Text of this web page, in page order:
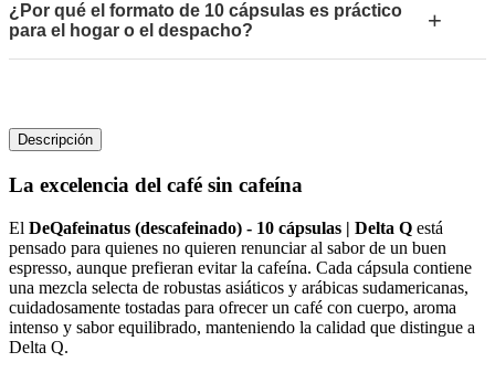
¿Por qué el formato de 10 cápsulas es práctico
para el hogar o el despacho?
+
Descripción
La excelencia del café sin cafeína
El DeQafeinatus (descafeinado) - 10 cápsulas | Delta Q está
pensado para quienes no quieren renunciar al sabor de un buen
espresso, aunque prefieran evitar la cafeína. Cada cápsula contiene
una mezcla selecta de robustas asiáticos y arábicas sudamericanas,
cuidadosamente tostadas para ofrecer un café con cuerpo, aroma
intenso y sabor equilibrado, manteniendo la calidad que distingue a
Delta Q.